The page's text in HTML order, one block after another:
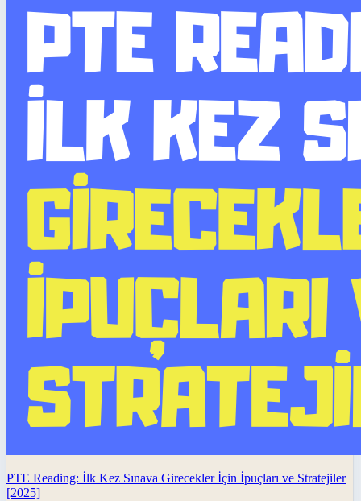
PTE Reading: İlk Kez Sınava Girecekler İçin İpuçları ve Stratejiler
[2025]